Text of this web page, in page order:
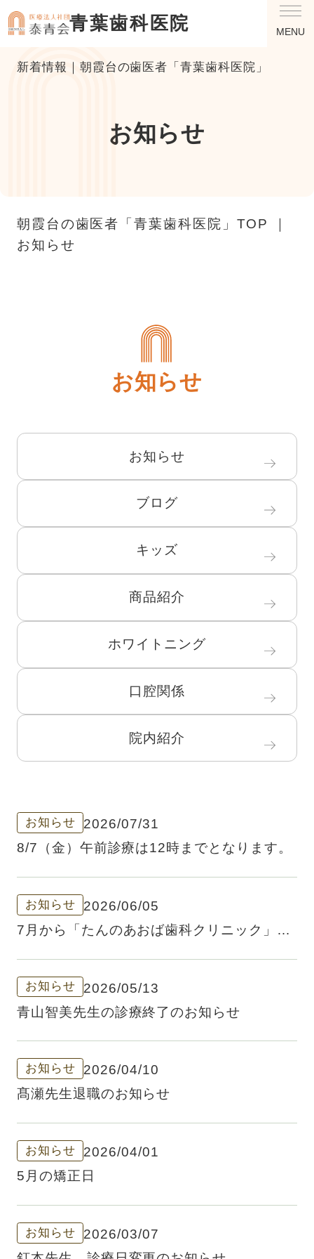
新着情報｜朝霞台の歯医者「青葉歯科医院」
お知らせ
朝霞台の歯医者「青葉歯科医院」TOP
お知らせ
お知らせ
お知らせ
ブログ
キッズ
商品紹介
ホワイトニング
口腔関係
院内紹介
お知らせ
2026/07/31
8/7（金）午前診療は12時までとなります。
お知らせ
2026/06/05
7月から「たんのあおば歯科クリニック」に
お知らせ
2026/05/13
青山智美先生の診療終了のお知らせ
お知らせ
2026/04/10
髙瀬先生退職のお知らせ
お知らせ
2026/04/01
5月の矯正日
お知らせ
2026/03/07
青葉歯科医院 MENU